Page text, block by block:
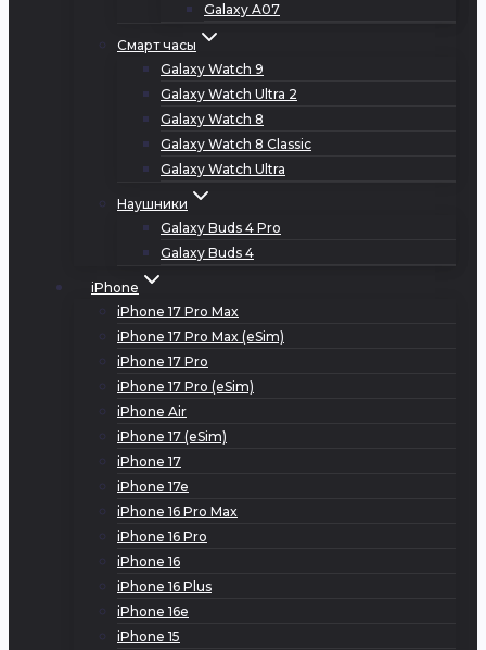
Galaxy A07
Смарт часы
Galaxy Watch 9
Galaxy Watch Ultra 2
Galaxy Watch 8
Galaxy Watch 8 Classic
Galaxy Watch Ultra
Наушники
Galaxy Buds 4 Pro
Galaxy Buds 4
iPhone
iPhone 17 Pro Max
iPhone 17 Pro Max (eSim)
iPhone 17 Pro
iPhone 17 Pro (eSim)
iPhone Air
iPhone 17 (eSim)
iPhone 17
iPhone 17e
iPhone 16 Pro Max
iPhone 16 Pro
iPhone 16
iPhone 16 Plus
iPhone 16e
iPhone 15